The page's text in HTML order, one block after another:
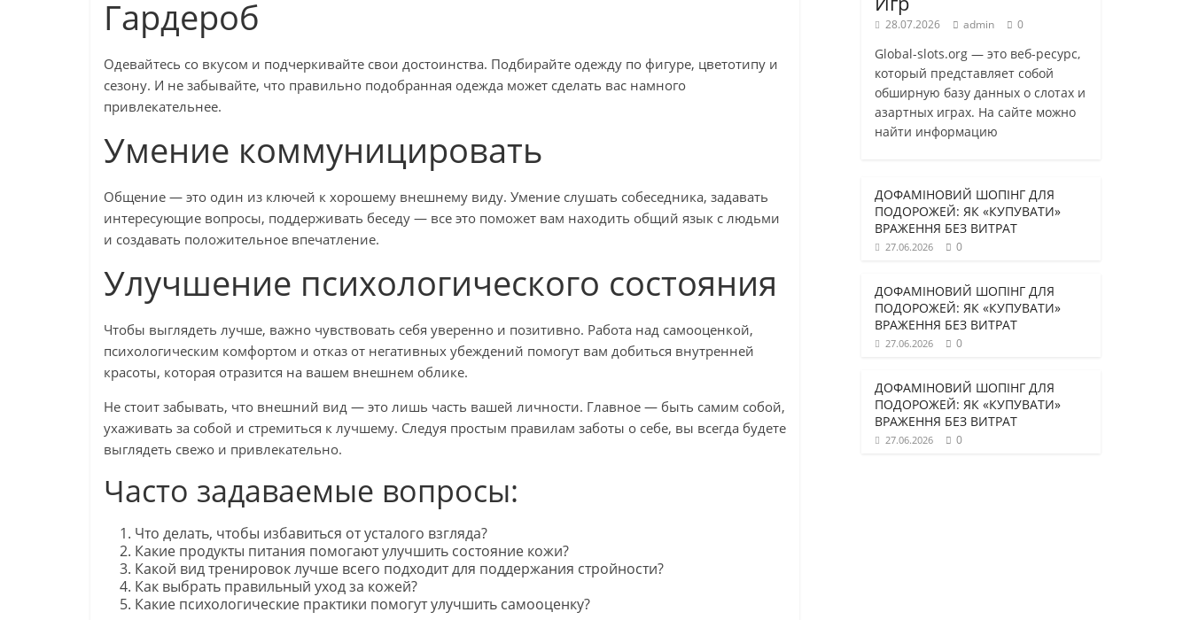
Гардероб
Одевайтесь со вкусом и подчеркивайте свои достоинства. Подбирайте одежду по фигуре, цветотипу и
сезону. И не забывайте, что правильно подобранная одежда может сделать вас намного
привлекательнее.
Умение коммуницировать
Общение — это один из ключей к хорошему внешнему виду. Умение слушать собеседника, задавать
интересующие вопросы, поддерживать беседу — все это поможет вам находить общий язык с людьми
и создавать положительное впечатление.
Улучшение психологического состояния
Чтобы выглядеть лучше, важно чувствовать себя уверенно и позитивно. Работа над самооценкой,
психологическим комфортом и отказ от негативных убеждений помогут вам добиться внутренней
красоты, которая отразится на вашем внешнем облике.
Не стоит забывать, что внешний вид — это лишь часть вашей личности. Главное — быть самим собой,
ухаживать за собой и стремиться к лучшему. Следуя простым правилам заботы о себе, вы всегда будете
выглядеть свежо и привлекательно.
Часто задаваемые вопросы:
Что делать, чтобы избавиться от усталого взгляда?
Какие продукты питания помогают улучшить состояние кожи?
Какой вид тренировок лучше всего подходит для поддержания стройности?
Как выбрать правильный уход за кожей?
Какие психологические практики помогут улучшить самооценку?
28.07.2026 admin 0
Global-slots.org — это веб-ресурс,
который представляет собой
обширную базу данных о слотах и
азартных играх. На сайте можно
найти информацию
ДОФАМІНОВИЙ ШОПІНГ ДЛЯ
ПОДОРОЖЕЙ: ЯК «КУПУВАТИ»
ВРАЖЕННЯ БЕЗ ВИТРАТ
27.06.2026 0
ДОФАМІНОВИЙ ШОПІНГ ДЛЯ
ПОДОРОЖЕЙ: ЯК «КУПУВАТИ»
ВРАЖЕННЯ БЕЗ ВИТРАТ
27.06.2026 0
ДОФАМІНОВИЙ ШОПІНГ ДЛЯ
ПОДОРОЖЕЙ: ЯК «КУПУВАТИ»
ВРАЖЕННЯ БЕЗ ВИТРАТ
27.06.2026 0